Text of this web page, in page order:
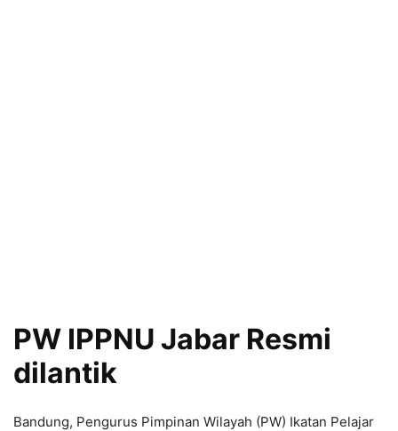
PW IPPNU Jabar Resmi
dilantik
Bandung, Pengurus Pimpinan Wilayah (PW) Ikatan Pelajar